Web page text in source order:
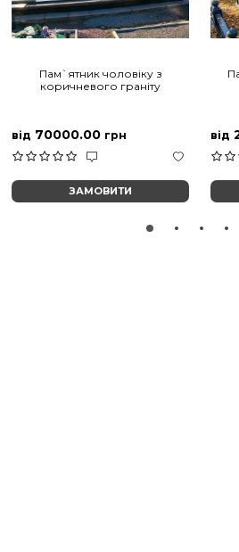
Пам`ятник чоловіку з
коричневого граніту
від 70000.00 грн
ЗАМОВИТИ
від